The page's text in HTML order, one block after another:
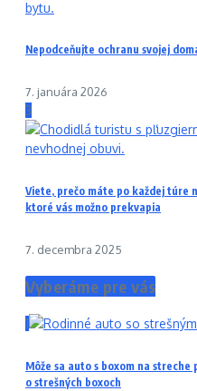
Nepodceňujte ochranu svojej
7. januára 2026
3
Viete, prečo máte po každej túre
ktoré vás možno prekvapia
7. decembra 2025
Vyberáme pre vás
1
Môže sa auto s boxom na
o strešných boxoch